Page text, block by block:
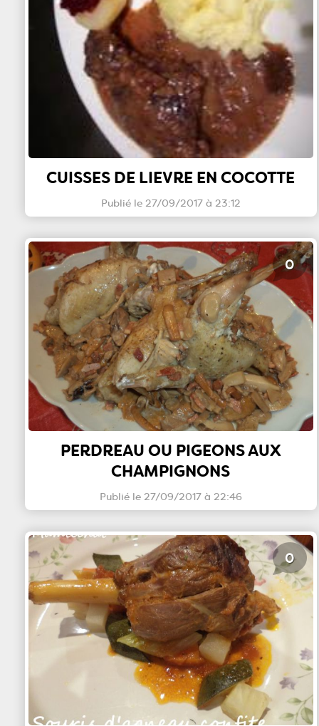
CUISSES DE LIEVRE EN COCOTTE
Publié le 27/09/2017 à 23:12
PERDREAU OU PIGEONS AUX
CHAMPIGNONS
Publié le 27/09/2017 à 22:46
0
0